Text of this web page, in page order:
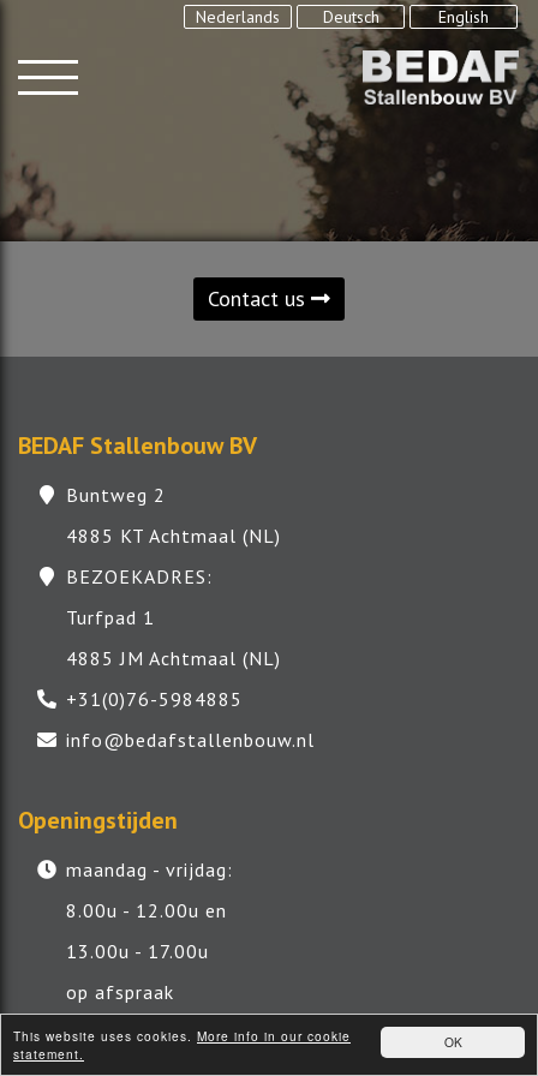
OK
This website uses cookies. More info in our cookie
statement.
Nederlands Deutsch English
Contact us
BEDAF Stallenbouw BV
Buntweg 2
4885 KT Achtmaal (NL)
BEZOEKADRES:
Turfpad 1
4885 JM Achtmaal (NL)
+31(0)76-5984885
info@bedafstallenbouw.nl
Openingstijden
maandag - vrijdag:
8.00u - 12.00u en
13.00u - 17.00u
op afspraak
tussen 12.00 en 13.00 gesloten